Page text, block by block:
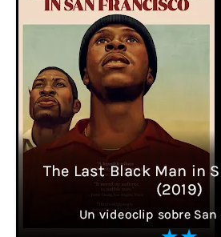
The Last Black Man in
(2019)
Un videoclip sobre San